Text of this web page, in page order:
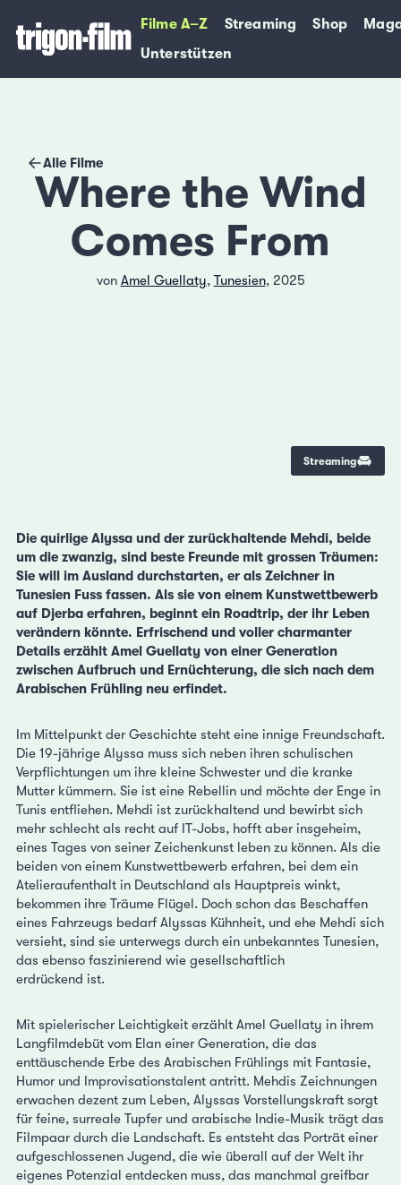
Filme A–Z Streaming Shop
Unterstützen
Alle Filme
Where the Wind
Comes From
von Amel Guellaty, Tunesien, 2025
Streaming
Die quirlige Alyssa und der zurückhaltende Mehdi, beide
um die zwanzig, sind beste Freunde mit grossen Träumen:
Sie will im Ausland durchstarten, er als Zeichner in
Tunesien Fuss fassen. Als sie von einem Kunstwettbewerb
auf Djerba erfahren, beginnt ein Roadtrip, der ihr Leben
verändern könnte. Erfrischend und voller charmanter
Details erzählt Amel Guellaty von einer Generation
zwischen Aufbruch und Ernüchterung, die sich nach dem
Arabischen Frühling neu erfindet.
Im Mittelpunkt der Geschichte steht eine innige Freundschaft.
Die 19-jährige Alyssa muss sich neben ihren schulischen
Verpflichtungen um ihre kleine Schwester und die kranke
Mutter kümmern. Sie ist eine Rebellin und möchte der Enge in
Tunis entfliehen. Mehdi ist zurückhaltend und bewirbt sich
mehr schlecht als recht auf IT-Jobs, hofft aber insgeheim,
eines Tages von seiner Zeichenkunst leben zu können. Als die
beiden von einem Kunstwettbewerb erfahren, bei dem ein
Atelieraufenthalt in Deutschland als Hauptpreis winkt,
bekommen ihre Träume Flügel. Doch schon das Beschaffen
eines Fahrzeugs bedarf Alyssas Kühnheit, und ehe Mehdi sich
versieht, sind sie unterwegs durch ein unbekanntes Tunesien,
das ebenso faszinierend wie gesellschaftlich
erdrückend ist.
Mit spielerischer Leichtigkeit erzählt Amel Guellaty in ihrem
Langfilmdebüt vom Elan einer Generation, die das
enttäuschende Erbe des Arabischen Frühlings mit Fantasie,
Humor und Improvisationstalent antritt. Mehdis Zeichnungen
erwachen dezent zum Leben, Alyssas Vorstellungskraft sorgt
für feine, surreale Tupfer und arabische Indie-Musik trägt das
Filmpaar durch die Landschaft. Es entsteht das Porträt einer
aufgeschlossenen Jugend, die wie überall auf der Welt ihr
eigenes Potenzial entdecken muss, das manchmal greifbar